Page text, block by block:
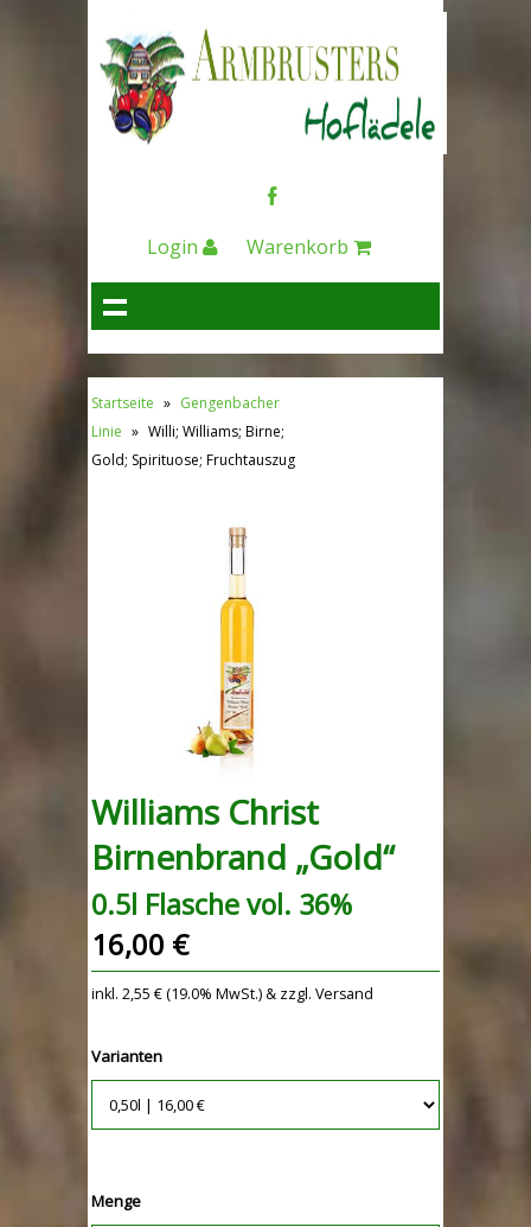
Login Warenkorb
Startseite » Gengenbacher
Linie » Willi; Williams; Birne;
Gold; Spirituose; Fruchtauszug
Williams Christ
Birnenbrand „Gold“
0.5l Flasche vol. 36%
16,00 €
inkl. 2,55 € (19.0% MwSt.) & zzgl. Versand
Varianten
Menge